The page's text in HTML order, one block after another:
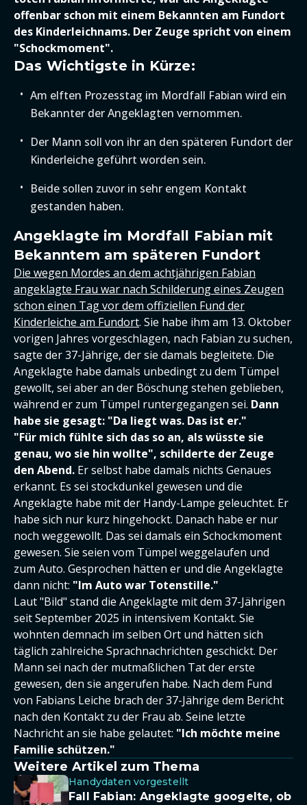
offenbar schon mit einem Bekannten am Fundort
des Kinderleichnams. Der Zeuge spricht von einem
"Schockmoment".
Das Wichtigste in Kürze:
Am elften Prozesstag im Mordfall Fabian wird ein
Bekannter der Angeklagten vernommen.
Der Mann soll von ihr an den späteren Fundort der
Kinderleiche geführt worden sein.
Beide sollen zuvor in sehr engem Kontakt
gestanden haben.
Angeklagte im Mordfall Fabian mit
Bekanntem am späteren Fundort
Die wegen Mordes an dem achtjährigen Fabian
angeklagte Frau war nach Schilderung eines Zeugen
schon einen Tag vor dem offiziellen Fund der
Kinderleiche am Fundort. Sie habe ihm am 13. Oktober
vorigen Jahres vorgeschlagen, nach Fabian zu suchen,
sagte der 37-Jährige, der sie damals begleitete. Die
Angeklagte habe damals unbedingt zu dem Tümpel
gewollt, sei aber an der Böschung stehen geblieben,
während er zum Tümpel runtergegangen sei. Dann
habe sie gesagt: "Da liegt was. Das ist er."
"Für mich fühlte sich das so an, als wüsste sie
genau, wo sie hin wollte", schilderte der Zeuge
den Abend. Er selbst habe damals nichts Genaues
erkannt. Es sei stockdunkel gewesen und die
Angeklagte habe mit der Handy-Lampe geleuchtet. Er
habe sich nur kurz hingehockt. Danach habe er nur
noch weggewollt. Das sei damals ein Schockmoment
gewesen. Sie seien vom Tümpel weggelaufen und
zum Auto. Gesprochen hätten er und die Angeklagte
dann nicht: "Im Auto war Totenstille."
Laut "Bild" stand die Angeklagte mit dem 37-Jährigen
seit September 2025 in intensivem Kontakt. Sie
wohnten demnach im selben Ort und hätten sich
täglich zahlreiche Sprachnachrichten geschickt. Der
Mann sei nach der mutmaßlichen Tat der erste
gewesen, den sie angerufen habe. Nach dem Fund
von Fabians Leiche brach der 37-Jährige dem Bericht
nach den Kontakt zu der Frau ab. Seine letzte
Nachricht an sie habe gelautet: "Ich möchte meine
Familie schützen."
Weitere Artikel zum Thema
Handydaten vorgestellt
Fall Fabian: Angeklagte googelte, ob